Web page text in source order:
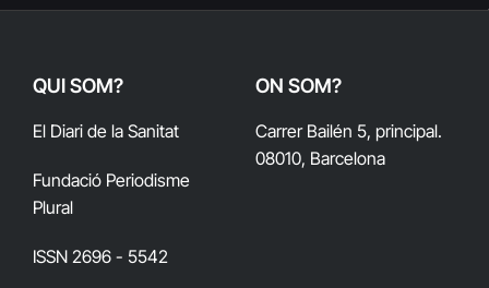
QUI SOM?
El Diari de la Sanitat
Fundació Periodisme
Plural
ISSN 2696 - 5542
ON SOM?
Carrer Bailén 5, principal.
08010, Barcelona